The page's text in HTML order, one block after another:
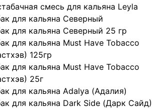
смесь для кальяна Leyla
для кальяна Северный
для кальяна Северный 25 гр
для кальяна Must Have Tobacco
125гр
для кальяна Must Have Tobacco
25г
для кальяна Adalya (Адалия)
для кальяна Dark Side (Дарк Сайд)